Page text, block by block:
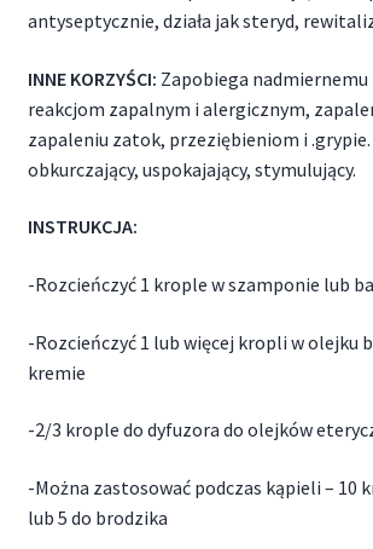
antyseptycznie, działa jak steryd,
INNE KORZYŚCI: Zapobiega nadmiernemu
reakcjom zapalnym i alergicznym,
zapaleniu zatok, przeziębieniom i
obkurczający, uspokajający, stymulujący.
INSTRUKCJA:
-Rozcieńczyć 1 krople w szamponie lub
-Rozcieńczyć 1 lub więcej kropli w olejku
kremie
-2/3 krople do dyfuzora do olejków
-Można zastosować podczas kąpieli – 10
lub 5 do brodzika